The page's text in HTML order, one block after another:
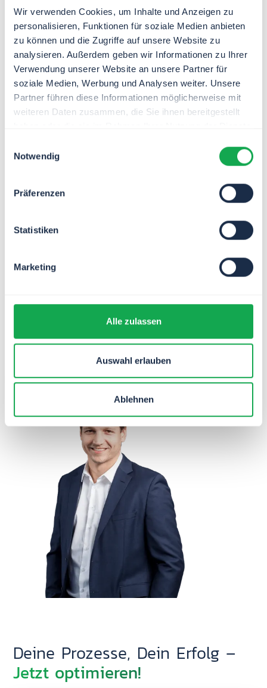
Wir verwenden Cookies, um Inhalte und Anzeigen zu
personalisieren, Funktionen für soziale Medien anbieten
zu können und die Zugriffe auf unsere Website zu
analysieren. Außerdem geben wir Informationen zu Ihrer
Verwendung unserer Website an unsere Partner für
soziale Medien, Werbung und Analysen weiter. Unsere
Partner führen diese Informationen möglicherweise mit
weiteren Daten zusammen, die Sie ihnen bereitgestellt
Notwendig
Präferenzen
Statistiken
Marketing
Alle zulassen
Auswahl erlauben
Ablehnen
Das TIM Cockpit bietet dir eine zentrale und
übersichtliche Auswertung zu Aufgaben, Zeiten und
Kosten, um schnell fundierte Entscheidungen treffen
kannst. Ab sofort erhältst Du einen umfassenden
Überblick über deine Daten, kannst aber durch
vordefinierte Filter gezielt die Informationen anzeigen
lassen, die für dich relevant sind.
Reporting-Funktionen in TIM: Sie können Vorgangsreports
schnell erkennen, welcher Lieferant deine internen
Prozesse verzögert. Mit TIM behältst du den Überblick
Sieh’ selbst, wie einfach die
Automatisierung mit TIM
Demo anfragen
Deine Prozesse, Dein Erfolg –
Jetzt optimieren!